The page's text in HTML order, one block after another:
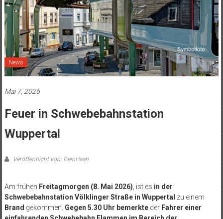
News
Mai 7, 2026
Feuer in Schwebebahnstation
Wuppertal
Veröffentlicht von: DeinHaan
Am frühen Freitagmorgen (8. Mai 2026) , ist es in der
Schwebebahnstation Völklinger Straße in Wuppertal zu einem
Brand gekommen. Gegen 5.30 Uhr bemerkteder Fahrer einer